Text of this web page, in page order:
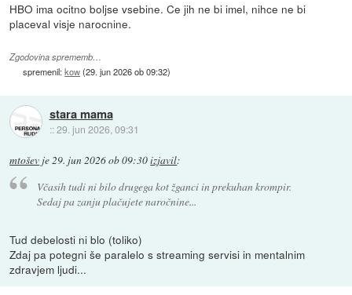
HBO ima ocitno boljse vsebine. Ce jih ne bi imel, nihce ne bi
placeval visje narocnine.
Zgodovina sprememb…
spremenil:kow(29. jun 2026 ob 09:32)
stara mama
::29. jun 2026, 09:31
mtošev je29. jun 2026 ob 09:30izjavil:
Včasih tudi ni bilo drugega kot žganci in prekuhan krompir.
Sedaj pa zanju plačujete naročnine...
Tud debelosti ni blo (toliko)
Zdaj pa potegni še paralelo s streaming servisi in mentalnim
zdravjem ljudi...